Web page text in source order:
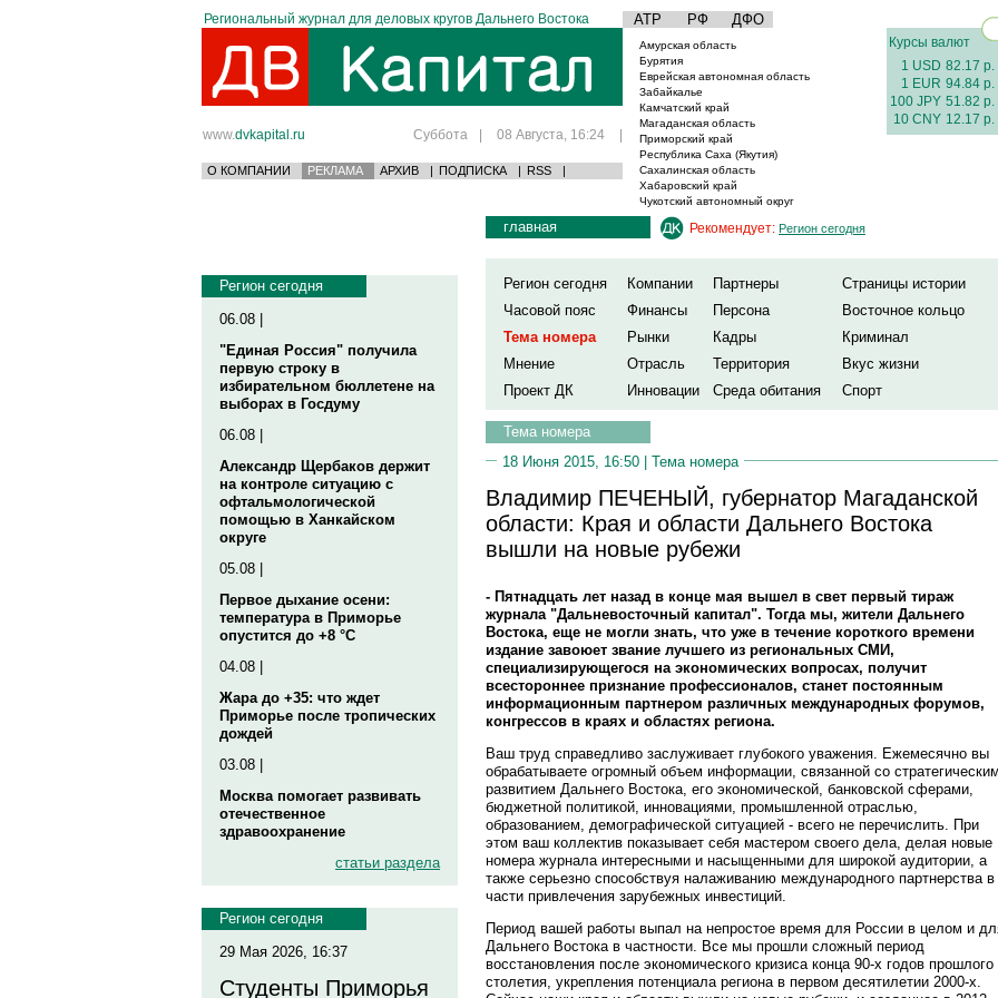
Региональный журнал для деловых кругов Дальнего Востока АТР РФ ДФО
www.dvkapital.ru Суббота | 08 Августа, 16:24 |
О КОМПАНИИ РЕКЛАМА АРХИВ | ПОДПИСКА | RSS |
Амурская область
Бурятия
Еврейская автономная область
Забайкалье
Камчатский край
Магаданская область
Приморский край
Республика Саха (Якутия)
Сахалинская область
Хабаровский край
Чукотский автономный округ
Курсы валют
1 USD 82.17 р.
1 EUR 94.84 р.
100 JPY 51.82 р.
10 CNY 12.17 р.
Регион сегодня
06.08 |
"Единая Россия" получила
первую строку в
избирательном бюллетене на
выборах в Госдуму
06.08 |
Александр Щербаков держит
на контроле ситуацию с
офтальмологической
помощью в Ханкайском
округе
05.08 |
Первое дыхание осени:
температура в Приморье
опустится до +8 °C
04.08 |
Жара до +35: что ждет
Приморье после тропических
дождей
03.08 |
Москва помогает развивать
отечественное
здравоохранение
статьи раздела
Регион сегодня
29 Мая 2026, 16:37
Студенты Приморья
главная Рекомендует: Регион сегодня
Регион сегодня Компании Партнеры
Страницы истории
Часовой пояс
Финансы Персона
Восточное кольцо
Тема номера
Рынки Кадры
Криминал
Мнение
Отрасль Территория
Вкус жизни
Проект ДК
Инновации Среда обитания Спорт
Тема номера
18 Июня 2015, 16:50 | Тема номера
Владимир ПЕЧЕНЫЙ, губернатор Магаданской
области: Края и области Дальнего Востока
вышли на новые рубежи
- Пятнадцать лет назад в конце мая вышел в свет первый тираж
журнала "Дальневосточный капитал". Тогда мы, жители Дальнего
Востока, еще не могли знать, что уже в течение короткого времени
издание завоюет звание лучшего из региональных СМИ,
специализирующегося на экономических вопросах, получит
всестороннее признание профессионалов, станет постоянным
информационным партнером различных международных форумов,
конгрессов в краях и областях региона.
Ваш труд справедливо заслуживает глубокого уважения. Ежемесячно вы
обрабатываете огромный объем информации, связанной со
развитием Дальнего Востока, его экономической, банковской сферами,
бюджетной политикой, инновациями, промышленной отраслью,
образованием, демографической ситуацией - всего не перечислить. При
этом ваш коллектив показывает себя мастером своего дела, делая новые
номера журнала интересными и насыщенными для широкой аудитории, а
также серьезно способствуя налаживанию международного партнерства в
части привлечения зарубежных инвестиций.
Период вашей работы выпал на непростое время для России в целом и
Дальнего Востока в частности. Все мы прошли сложный период
восстановления после экономического кризиса конца 90-х годов прошлого
столетия, укрепления потенциала региона в первом десятилетии 2000-х.